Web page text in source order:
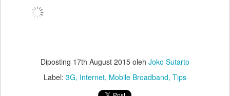
Diposting 17th August 2015 oleh Joko Sutarto
Label: 3G Internet Mobile Broadband Tips